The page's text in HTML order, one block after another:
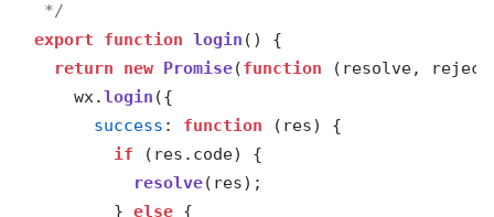
*/
export
function login ( ) {
return
new Promise(function ( resolve, reject
wx.login ({
success : function ( res) {
if (res. code) {
resolve(res);
} else {